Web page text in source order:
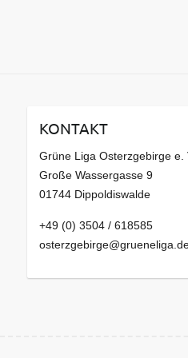
KONTAKT
Grüne Liga Osterzgebirge e.
Große Wassergasse 9
01744 Dippoldiswalde
+49 (0) 3504 / 618585